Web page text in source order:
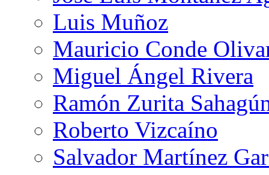
Luis Muñoz
Mauricio Conde
Miguel Ángel Rivera
Ramón Zurita
Roberto Vizcaíno
Salvador Martínez